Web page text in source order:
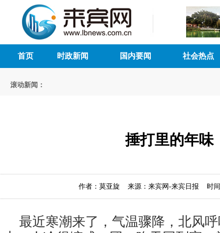
首页 时政新闻 国内要闻 社会热点
滚动新闻：
捶打里的年味
作者：莫亚旋 来源：来宾网-来宾日报 时间
最近寒潮来了，气温骤降，北风